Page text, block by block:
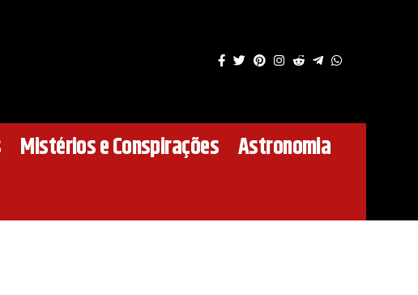
Mistérios e Conspirações Astronomia